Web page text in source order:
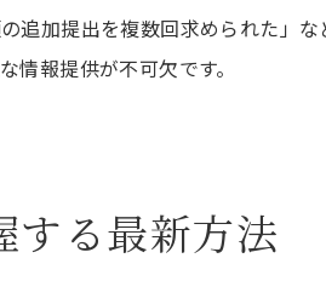
追加提出を複数回求められた」
報提供が不可欠です。
する最新方法